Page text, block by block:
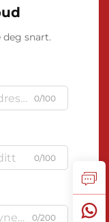
snart.
0/100
0/100
0/200